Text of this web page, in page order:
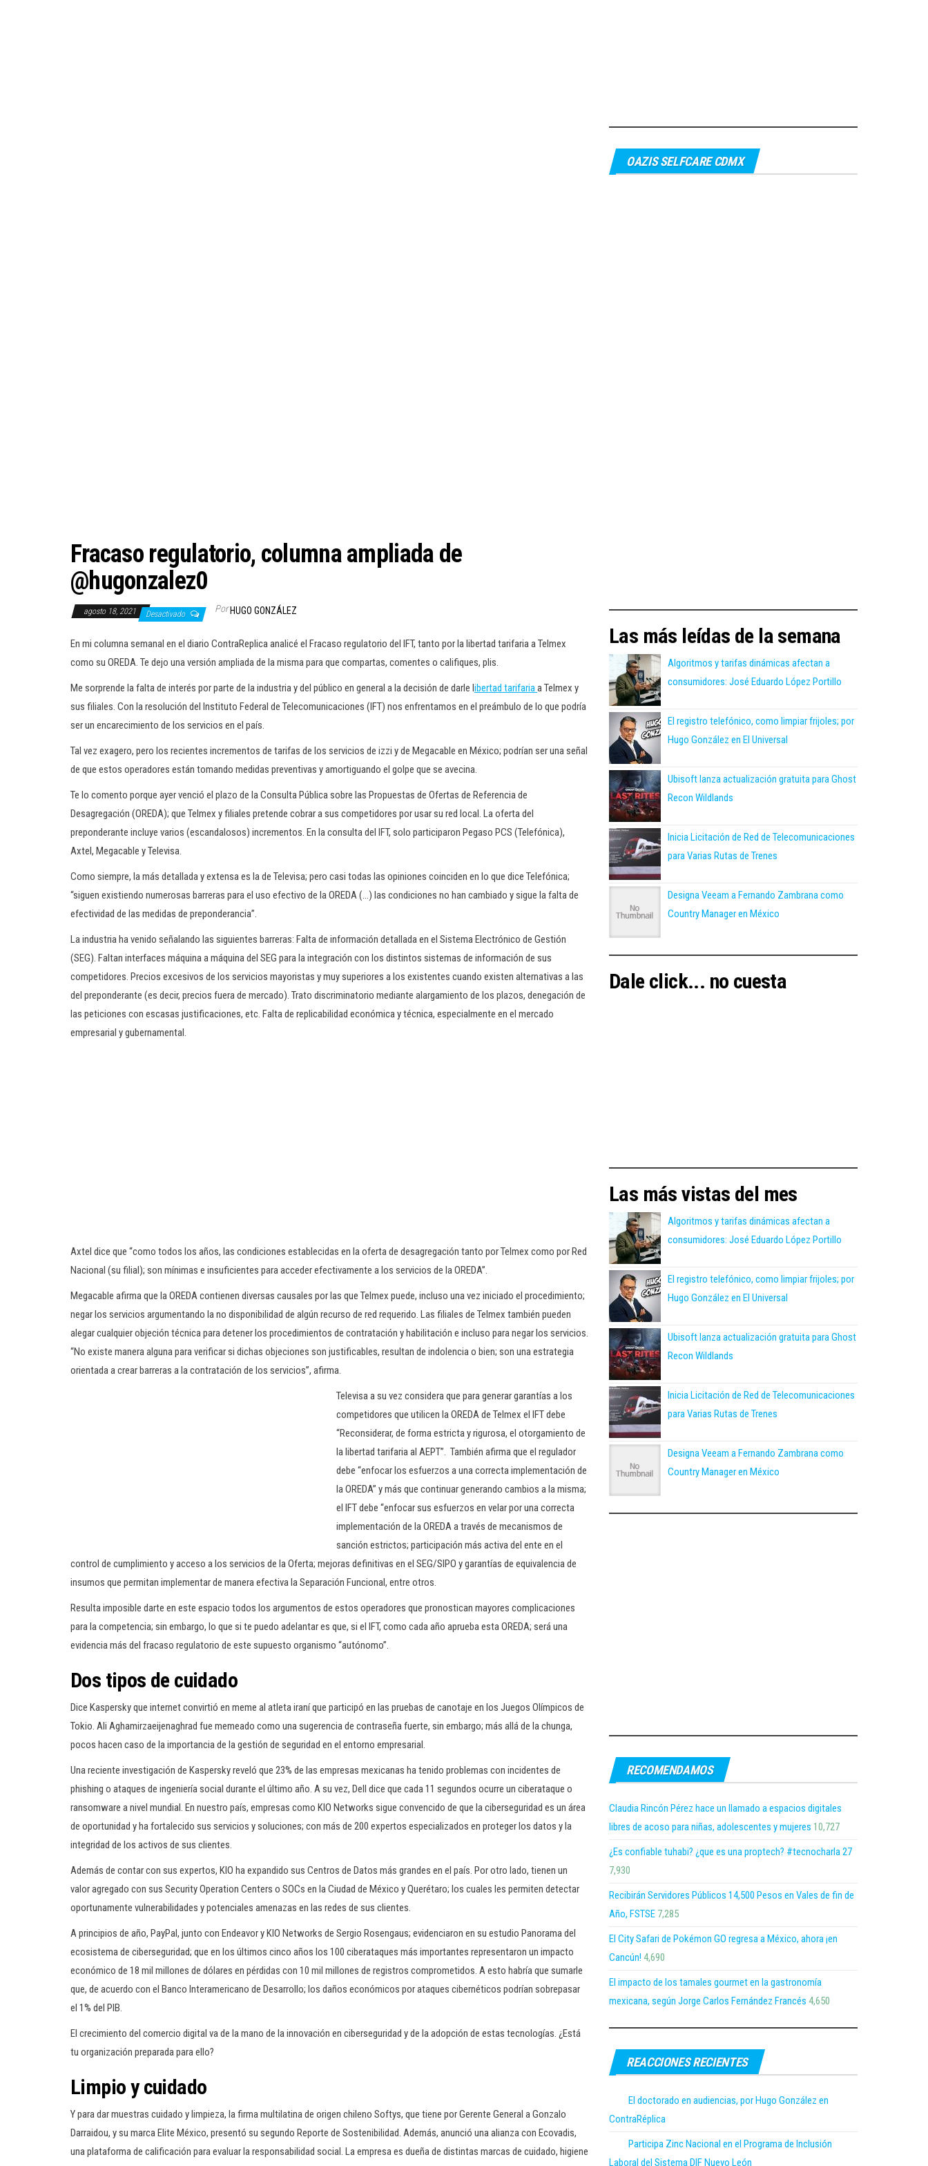
Fracaso regulatorio, columna ampliada de
@hugonzalez0
agosto 18, 2021 Desactivado Por HUGO GONZÁLEZ
En mi columna semanal en el diario ContraReplica analicé el Fracaso regulatorio del IFT, tanto por la libertad tarifaria a Telmex
como su OREDA. Te dejo una versión ampliada de la misma para que compartas, comentes o califiques, plis.
Me sorprende la falta de interés por parte de la industria y del público en general a la decisión de darle libertad tarifariaa Telmex y
sus filiales. Con la resolución del Instituto Federal de Telecomunicaciones (IFT) nos enfrentamos en el preámbulo de lo que podría
ser un encarecimiento de los servicios en el país.
Tal vez exagero, pero los recientes incrementos de tarifas de los servicios de izzi y de Megacable en México; podrían ser una señal
de que estos operadores están tomando medidas preventivas y amortiguando el golpe que se avecina.
Te lo comento porque ayer venció el plazo de la Consulta Pública sobre las Propuestas de Ofertas de Referencia de
Desagregación (OREDA); que Telmex y filiales pretende cobrar a sus competidores por usar su red local. La oferta del
preponderante incluye varios (escandalosos) incrementos. En la consulta del IFT, solo participaron Pegaso PCS (Telefónica),
Axtel, Megacable y Televisa.
Como siempre, la más detallada y extensa es la de Televisa; pero casi todas las opiniones coinciden en lo que dice Telefónica;
“siguen existiendo numerosas barreras para el uso efectivo de la OREDA (…) las condiciones no han cambiado y sigue la falta de
efectividad de las medidas de preponderancia”.
La industria ha venido señalando las siguientes barreras: Falta de información detallada en el Sistema Electrónico de Gestión
(SEG). Faltan interfaces máquina a máquina del SEG para la integración con los distintos sistemas de información de sus
competidores. Precios excesivos de los servicios mayoristas y muy superiores a los existentes cuando existen alternativas a las
del preponderante (es decir, precios fuera de mercado). Trato discriminatorio mediante alargamiento de los plazos, denegación de
las peticiones con escasas justificaciones, etc. Falta de replicabilidad económica y técnica, especialmente en el mercado
empresarial y gubernamental.
Axtel dice que “como todos los años, las condiciones establecidas en la oferta de desagregación tanto por Telmex como por Red
Nacional (su filial); son mínimas e insuficientes para acceder efectivamente a los servicios de la OREDA”.
Megacable afirma que la OREDA contienen diversas causales por las que Telmex puede, incluso una vez iniciado el procedimiento;
negar los servicios argumentando la no disponibilidad de algún recurso de red requerido. Las filiales de Telmex también pueden
alegar cualquier objeción técnica para detener los procedimientos de contratación y habilitación e incluso para negar los servicios.
“No existe manera alguna para verificar si dichas objeciones son justificables, resultan de indolencia o bien; son una estrategia
orientada a crear barreras a la contratación de los servicios”, afirma.
Televisa a su vez considera que para generar garantías a los
competidores que utilicen la OREDA de Telmex el IFT debe
“Reconsiderar, de forma estricta y rigurosa, el otorgamiento de
la libertad tarifaria al AEPT”. También afirma que el regulador
debe “enfocar los esfuerzos a una correcta implementación de
la OREDA” y más que continuar generando cambios a la misma;
el IFT debe “enfocar sus esfuerzos en velar por una correcta
implementación de la OREDA a través de mecanismos de
sanción estrictos; participación más activa del ente en el
control de cumplimiento y acceso a los servicios de la Oferta; mejoras definitivas en el SEG/SIPO y garantías de equivalencia de
insumos que permitan implementar de manera efectiva la Separación Funcional, entre otros.
Resulta imposible darte en este espacio todos los argumentos de estos operadores que pronostican mayores complicaciones
para la competencia; sin embargo, lo que si te puedo adelantar es que, si el IFT, como cada año aprueba esta OREDA; será una
evidencia más del fracaso regulatorio de este supuesto organismo “autónomo”.
Dos tipos de cuidado
Dice Kaspersky que internet convirtió en meme al atleta iraní que participó en las pruebas de canotaje en los Juegos Olímpicos de
Tokio. Ali Aghamirzaeijenaghrad fue memeado como una sugerencia de contraseña fuerte, sin embargo; más allá de la chunga,
pocos hacen caso de la importancia de la gestión de seguridad en el entorno empresarial.
Una reciente investigación de Kaspersky reveló que 23% de las empresas mexicanas ha tenido problemas con incidentes de
phishing o ataques de ingeniería social durante el último año. A su vez, Dell dice que cada 11 segundos ocurre un ciberataque o
ransomware a nivel mundial. En nuestro país, empresas como KIO Networks sigue convencido de que la ciberseguridad es un área
de oportunidad y ha fortalecido sus servicios y soluciones; con más de 200 expertos especializados en proteger los datos y la
integridad de los activos de sus clientes.
Además de contar con sus expertos, KIO ha expandido sus Centros de Datos más grandes en el país. Por otro lado, tienen un
valor agregado con sus Security Operation Centers o SOCs en la Ciudad de México y Querétaro; los cuales les permiten detectar
oportunamente vulnerabilidades y potenciales amenazas en las redes de sus clientes.
A principios de año, PayPal, junto con Endeavor y KIO Networks de Sergio Rosengaus; evidenciaron en su estudio Panorama del
ecosistema de ciberseguridad; que en los últimos cinco años los 100 ciberataques más importantes representaron un impacto
económico de 18 mil millones de dólares en pérdidas con 10 mil millones de registros comprometidos. A esto habría que sumarle
que, de acuerdo con el Banco Interamericano de Desarrollo; los daños económicos por ataques cibernéticos podrían sobrepasar
el 1% del PIB.
El crecimiento del comercio digital va de la mano de la innovación en ciberseguridad y de la adopción de estas tecnologías. ¿Está
tu organización preparada para ello?
Limpio y cuidado
Y para dar muestras cuidado y limpieza, la firma multilatina de origen chileno Softys, que tiene por Gerente General a Gonzalo
Darraidou, y su marca Elite México, presentó su segundo Reporte de Sostenibilidad. Además, anunció una alianza con Ecovadis,
una plataforma de calificación para evaluar la responsabilidad social. La empresa es dueña de distintas marcas de cuidado, higiene
OAZIS SELFCARE CDMX
Las más leídas de la semana
Algoritmos y tarifas dinámicas afectan a
consumidores: José Eduardo López Portillo
El registro telefónico, como limpiar frijoles; por
Hugo González en El Universal
Ubisoft lanza actualización gratuita para Ghost
Recon Wildlands
Inicia Licitación de Red de Telecomunicaciones
para Varias Rutas de Trenes
Designa Veeam a Fernando Zambrana como
Country Manager en México
Dale click... no cuesta
Las más vistas del mes
Algoritmos y tarifas dinámicas afectan a
consumidores: José Eduardo López Portillo
El registro telefónico, como limpiar frijoles; por
Hugo González en El Universal
Ubisoft lanza actualización gratuita para Ghost
Recon Wildlands
Inicia Licitación de Red de Telecomunicaciones
para Varias Rutas de Trenes
Designa Veeam a Fernando Zambrana como
Country Manager en México
RECOMENDAMOS
Claudia Rincón Pérez hace un llamado a espacios digitales
libres de acoso para niñas, adolescentes y mujeres 10,727
¿Es confiable tuhabi? ¿que es una proptech? #tecnocharla 27
7,930
Recibirán Servidores Públicos 14,500 Pesos en Vales de fin de
Año, FSTSE 7,285
El City Safari de Pokémon GO regresa a México, ahora ¡en
Cancún! 4,690
El impacto de los tamales gourmet en la gastronomía
mexicana, según Jorge Carlos Fernández Francés 4,650
REACCIONES RECIENTES
El doctorado en audiencias, por Hugo González en
ContraRéplica
Participa Zinc Nacional en el Programa de Inclusión
Laboral del Sistema DIF Nuevo León